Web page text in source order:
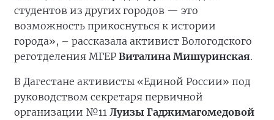
студентов из других городов — это
возможность прикоснуться к истории
города», – рассказала активист Вологодского
реготделения МГЕР Виталина Мишуринская.
В Дагестане активисты «Единой России» под
руководством секретаря первичной
организации №11 Луизы Гаджимагомедовой